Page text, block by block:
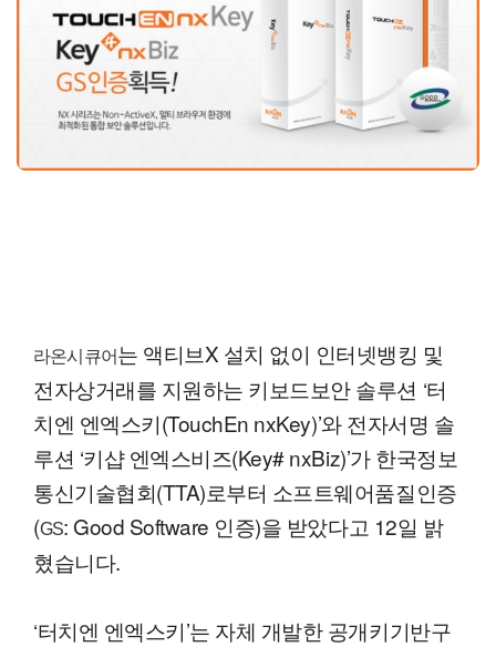
라온시큐어는 액티브X 설치 없이 인터넷뱅킹 및
전자상거래를 지원하는 키보드보안 솔루션 ‘터
치엔 엔엑스키(TouchEn nxKey)’와 전자서명 솔
루션 ‘키샵 엔엑스비즈(Key# nxBiz)’가 한국정보
통신기술협회(TTA)로부터 소프트웨어품질인증
(GS: Good Software 인증)을 받았다고 12일 밝
혔습니다.
‘터치엔 엔엑스키’는 자체 개발한 공개키기반구